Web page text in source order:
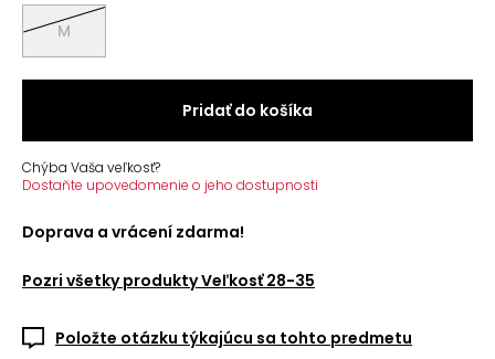
M
Pridať do košíka
Chýba Vaša veľkosť?
Dostaňte upovedomenie o jeho dostupnosti
Doprava a vrácení zdarma!
Pozri všetky produktyVeľkosť 28-35
Položte otázku týkajúcu sa tohto predmetu